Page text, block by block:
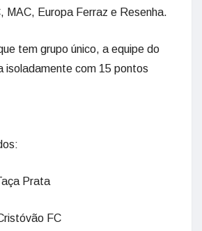
MAC, Europa Ferraz e Resenha.
tem grupo único, a equipe do
isoladamente com 15 pontos
Prata
FC